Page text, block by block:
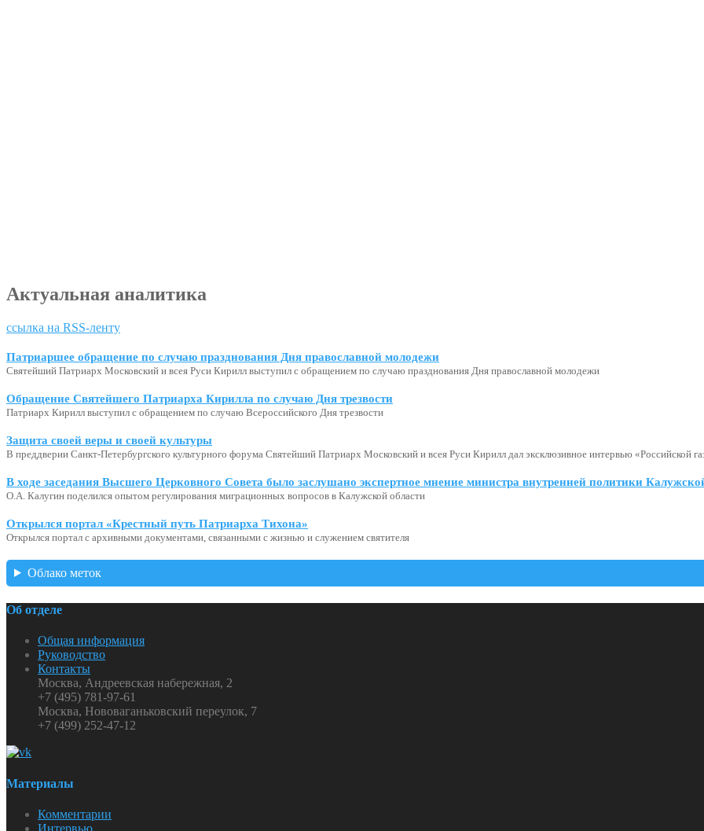
Актуальная аналитика
ссылка на RSS-ленту
Патриаршее обращение по случаю празднования Дня православной молодежи
Святейший Патриарх Московский и всея Руси Кирилл выступил с обращением по случаю празднования Дня православной молодежи
Обращение Святейшего Патриарха Кирилла по случаю Дня трезвости
Патриарх Кирилл выступил с обращением по случаю Всероссийского Дня трезвости
Защита своей веры и своей культуры
В преддверии Санкт-Петербургского культурного форума Святейший Патриарх Московский и всея Руси Кирилл дал эксклюзивное интервью «Российской
В ходе заседания Высшего Церковного Совета было заслушано экспертное мнение министра внутренней политики
О.А. Калугин поделился опытом регулирования миграционных вопросов в Калужской области
Открылся портал «Крестный путь Патриарха Тихона»
Открылся портал с архивными документами, связанными с жизнью и служением святителя
Облако меток
Об отделе
Общая информация
Руководство
Контакты
Москва, Андреевская набережная, 2
+7 (495) 781-97-61
Москва, Нововаганьковский переулок, 7
+7 (499) 252-47-12
Материалы
Комментарии
Интервью